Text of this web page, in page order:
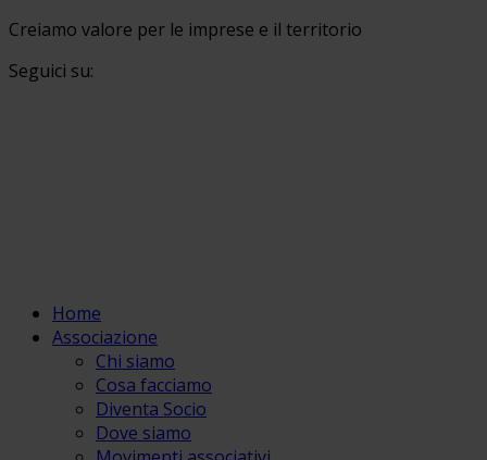
Creiamo valore per le imprese e il territorio
Seguici su:
Home
Associazione
Chi siamo
Cosa facciamo
Diventa Socio
Dove siamo